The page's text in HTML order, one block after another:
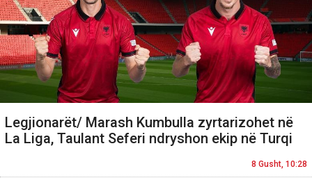
Legjionarët/ Marash Kumbulla zyrtarizohet në
La Liga, Taulant Seferi ndryshon ekip në Turqi
8 Gusht, 10:28